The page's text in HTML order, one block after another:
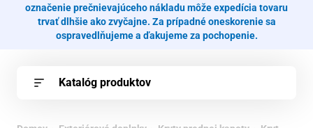
označenie prečnievajúceho nákladu môže expedícia tovaru
trvať dlhšie ako zvyčajne. Za prípadné oneskorenie sa
ospravedlňujeme a ďakujeme za pochopenie.
Katalóg produktov